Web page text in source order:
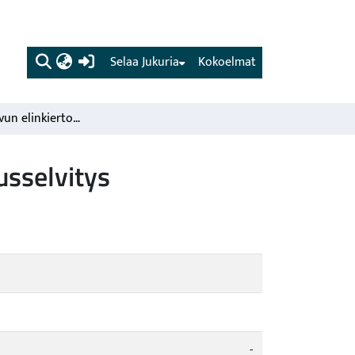
(current) Kokoelmat
Selaa Jukuria
Joki- ja täpläravun elinkierto ja levinneisyys : Kirjallisuusselvitys
-